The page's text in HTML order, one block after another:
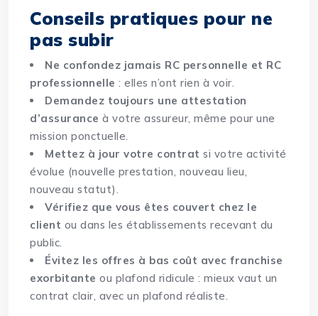
Conseils pratiques pour ne
pas subir
Ne confondez jamais RC personnelle et RC
professionnelle : elles n’ont rien à voir.
Demandez toujours une attestation
d’assurance à votre assureur, même pour une
mission ponctuelle.
Mettez à jour votre contrat si votre activité
évolue (nouvelle prestation, nouveau lieu,
nouveau statut).
Vérifiez que vous êtes couvert chez le
client ou dans les établissements recevant du
public.
Évitez les offres à bas coût avec franchise
exorbitante ou plafond ridicule : mieux vaut un
contrat clair, avec un plafond réaliste.